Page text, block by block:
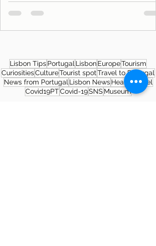
Lisbon TipsPortugal LisbonEuropeTourism
CuriositiesCultureTourist spotTravel to Portugal
News from Portugal Lisbon News HealthTravel
Covid19PTCovid-19SNS Museum